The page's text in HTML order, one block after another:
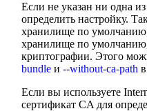
Если не указан ни одна
определить настройку.
хранилище по умолчанию,
хранилище по умолчанию,
криптографии. Этого
bundle и --without-ca-path
Если вы используете
сертификат CA для